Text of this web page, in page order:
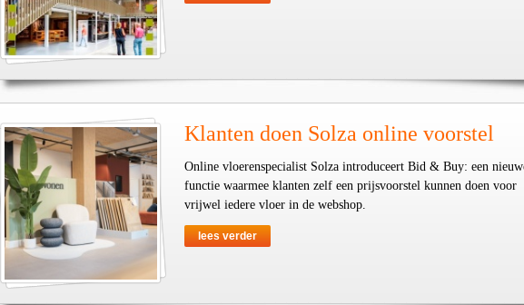
Klanten doen Solza online voorstel
Online vloerenspecialist Solza introduceert Bid & Buy: een
functie waarmee klanten zelf een prijsvoorstel kunnen doen voor
vrijwel iedere vloer in de webshop.
lees verder